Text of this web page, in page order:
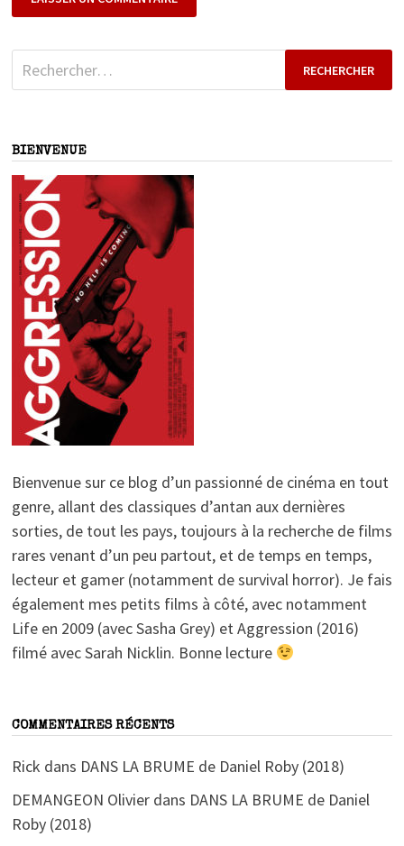
Rechercher :
BIENVENUE
Bienvenue sur ce blog d’un passionné de cinéma en tout
genre, allant des classiques d’antan aux dernières
sorties, de tout les pays, toujours à la recherche de films
rares venant d’un peu partout, et de temps en temps,
lecteur et gamer (notamment de survival horror). Je fais
également mes petits films à côté, avec notamment
Life en 2009 (avec Sasha Grey) et Aggression (2016)
filmé avec Sarah Nicklin. Bonne lecture
COMMENTAIRES RÉCENTS
Rick dans DANS LA BRUME de Daniel Roby (2018)
DEMANGEON Olivierdans DANS LA BRUME de Daniel
Roby (2018)